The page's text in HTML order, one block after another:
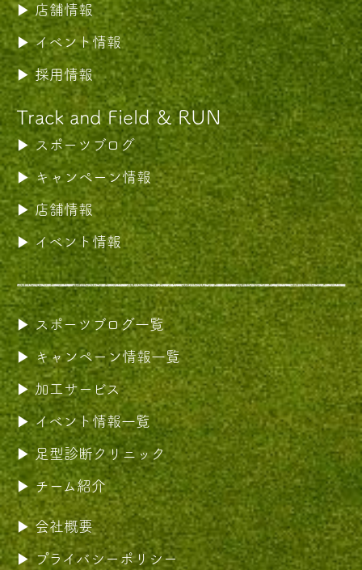
店舗情報
イベント情報
採用情報
Track and Field & RUN
スポーツブログ
キャンペーン情報
店舗情報
イベント情報
スポーツブログ一覧
キャンペーン情報一覧
加工サービス
イベント情報一覧
足型診断クリニック
チーム紹介
会社概要
プライバシーポリシー